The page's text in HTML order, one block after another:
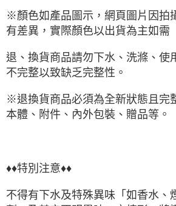
※顏色如產品圖示，網頁圖片因拍
有差異，實際顏色以出貨為主如需
退、換貨商品請勿下水、洗滌、使
不完整以致缺乏完整性。
※退換貨商品必須為全新狀態且完
本體、附件、內外包裝、贈品等。
♦♦特別注意♦♦
不得有下水及特殊異味「如香水、